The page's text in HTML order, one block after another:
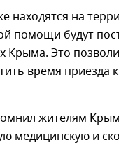
находятся на
помощи будут
Крыма. Это
время приезда
жителям
медицинскую и